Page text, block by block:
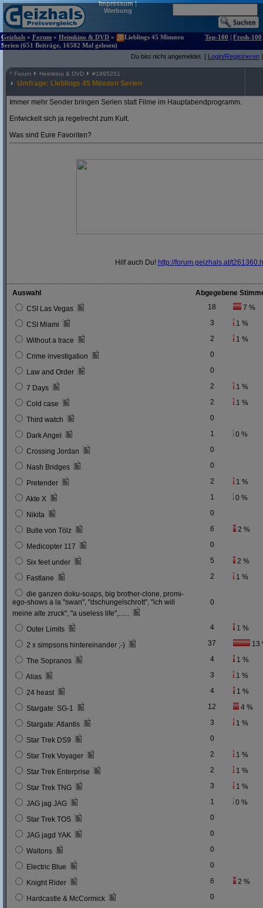
Impressum|
Werbung
Geizhals » Forum » Heimkino & DVD »
Lieblings 45 Minuten
Serien (651 Beiträge, 16582 Mal gelesen)
Top-100 | Fresh-100
Du bist nicht angemeldet. [ Login/Registrieren ]
^ Forum Heimkino & DVD #1995251
Umfrage: Lieblings 45 Minuten Serien
Immer mehr Sender bringen Serien statt Filme im Hauptabendprogramm.
Entwickelt sich ja regelrecht zum Kult.
Was sind Eure Favoriten?
Hilf auch Du! http://forum.geizhals.at/
Auswahl
Abgegebene
CSI Las Vegas
18 7 %
CSI Miami 3 1 %
Without a trace 2 1 %
Crime investigation 0
Law and Order 0
7 Days 2 1 %
Cold case 2 1 %
Third watch 0
Dark Angel 1 0 %
Crossing Jordan 0
Nash Bridges 0
Pretender 2 1 %
Akte X 1 0 %
Nikita 0
Bulle von Tölz 6 2 %
Medicopter 117 0
Six feet under 5 2 %
Fastlane 2 1 %
die ganzen doku-soaps, big brother-clone, promi-
ego-shows a la "swan", "dschungelschrott", "ich will
meine alte zruck", "a useless life",......
0
Outer Limits 4 1 %
2 x simpsons hintereinander ;-) 37 13
The Sopranos 4 1 %
Alias 3 1 %
24 heast 4 1 %
Stargate: SG-1 12 4 %
Stargate: Atlantis 3 1 %
Star Trek DS9 0
Star Trek Voyager 2 1 %
Star Trek Enterprise 2 1 %
Star Trek TNG 3 1 %
JAG jag JAG 1 0 %
Star Trek TOS 0
JAG jagd YAK 0
Waltons 0
Electric Blue 0
Knight Rider 6 2 %
Hardcastle & McCormick 0